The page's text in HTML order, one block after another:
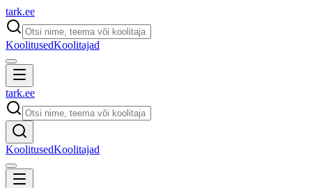
tark.ee
KoolitusedKoolitajad
tark.ee
KoolitusedKoolitajad